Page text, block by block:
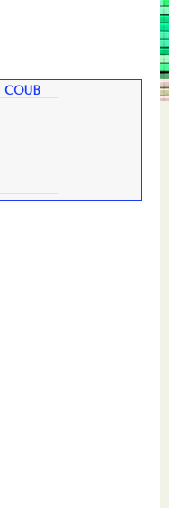
COUB